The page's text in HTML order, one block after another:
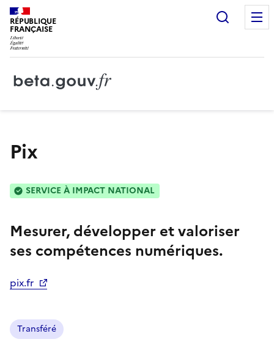
RÉPUBLIQUE
FRANÇAISE
Pix
SERVICE À IMPACT NATIONAL
Mesurer, développer et valoriser
ses compétences numériques.
pix.fr
Transféré